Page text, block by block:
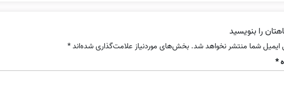
را بنویسید
ایمیل شما منتشر نخواهد شد. بخش‌های موردنیاز علامت‌گذاری شده‌اند*
*